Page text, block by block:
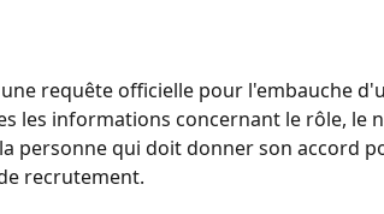
requête officielle pour l'embauche
les informations concernant le rôle, le
personne qui doit donner son accord
recrutement.